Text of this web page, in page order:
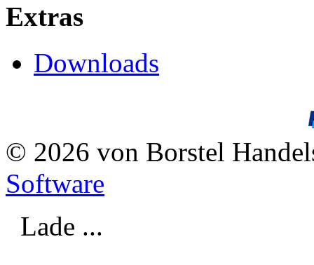
Extras
Downloads
© 2026 von Borstel
Software
Lade ...